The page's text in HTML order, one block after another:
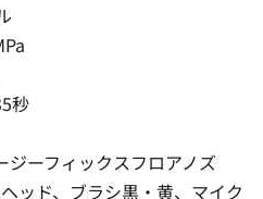
秒
ーフィックスフロアノズ
ッド、ブラシ黒・黄、マイク